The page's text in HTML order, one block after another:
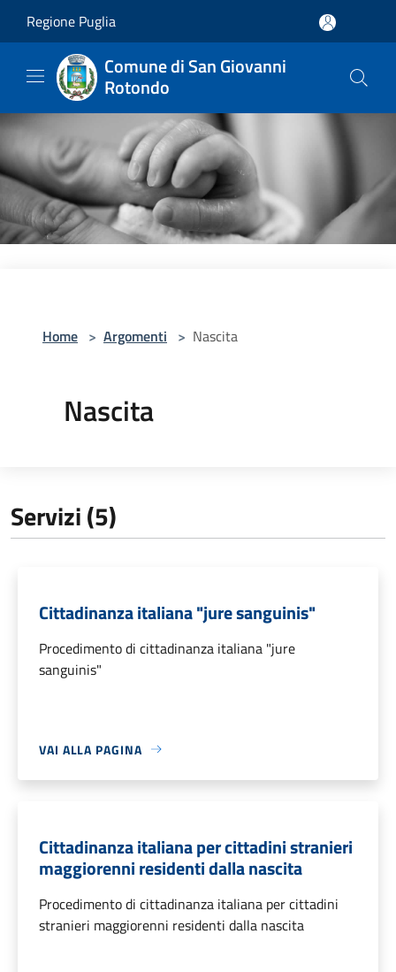
Regione Puglia
Comune di San Giovanni
Rotondo
Home > Argomenti > Nascita
Nascita
Servizi (5)
Cittadinanza italiana "jure sanguinis"
Procedimento di cittadinanza italiana "jure
sanguinis"
VAI ALLA PAGINA
Cittadinanza italiana per cittadini stranieri
maggiorenni residenti dalla nascita
Procedimento di cittadinanza italiana per cittadini
stranieri maggiorenni residenti dalla nascita